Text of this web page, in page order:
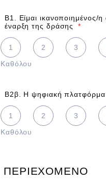
Β1. Είμαι ικανοποιημένος/
έναρξη της δράσης
*
Καθόλου
1 2 3
1 is Καθόλου, 5 is Πάρα
Β2β. Η ψηφιακή πλατφόρμα
Καθόλου
1 2 3
1 is Καθόλου, 5 is Πάρα
ΠΕΡΙΕΧΟΜΕΝΟ